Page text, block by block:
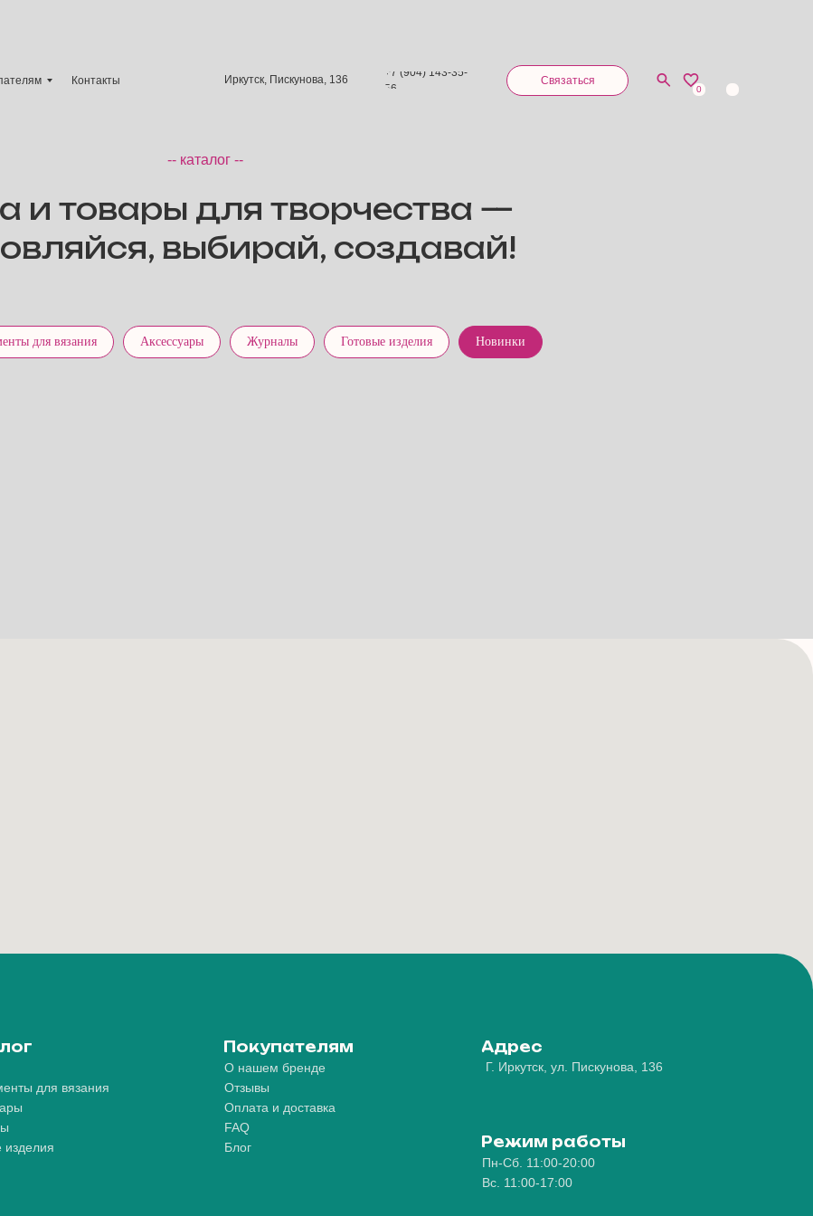
Контакты Связаться
Иркутск, Пискунова, 136
+7 (904) 143-35-
56
0
и товары для творчества —
выбирай, создавай!
-- каталог --
для вязания Аксессуары Журналы Готовые изделия Новинки
Режим работы
Пн-Сб. 11:00-20:00
Вс. 11:00-17:00
Адрес
Г. Иркутск, ул. Пискунова, 136
Покупателям
О нашем бренде
Отзывы
Оплата и доставка
FAQ
Блог
для вязания
изделия